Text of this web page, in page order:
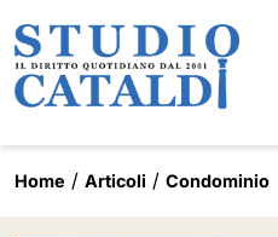
Home Articoli Condominio